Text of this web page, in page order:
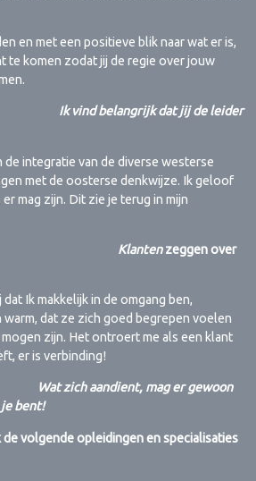
en met een positieve blik naar wat er is,
te komen zodat jij de regie over jouw
Ik vind belangrijk dat jij de leider
integratie van de diverse westerse
met de oosterse denkwijze. Ik geloof
mag zijn. Dit zie je terug in mijn
Klantenzeggen over
Ik makkelijk in de omgang ben,
warm, dat ze zich goed begrepen voelen
zijn. Het ontroert me als een klant
er is verbinding!
Wat zich aandient, mag er gewoon
je bent!
de volgende opleidingen en specialisaties